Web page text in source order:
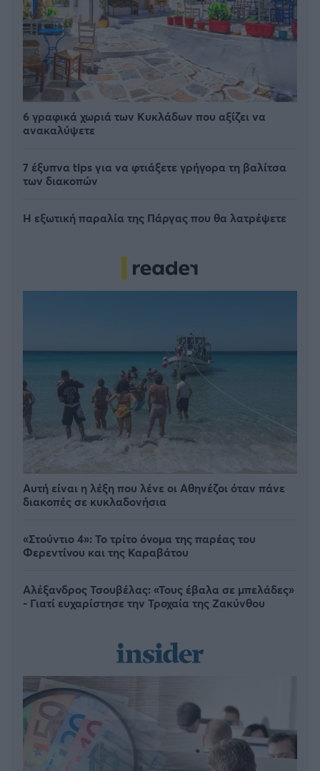
6 γραφικά χωριά των Κυκλάδων που αξίζει να
ανακαλύψετε
7 έξυπνα tips για να φτιάξετε γρήγορα τη βαλίτσα
των διακοπών
Η εξωτική παραλία της Πάργας που θα λατρέψετε
Αυτή είναι η λέξη που λένε οι Αθηνέζοι όταν πάνε
διακοπές σε κυκλαδονήσια
«Στούντιο 4»: Το τρίτο όνομα της παρέας του
Φερεντίνου και της Καραβάτου
Αλέξανδρος Τσουβέλας: «Τους έβαλα σε μπελάδες»
- Γιατί ευχαρίστησε την Τροχαία της Ζακύνθου